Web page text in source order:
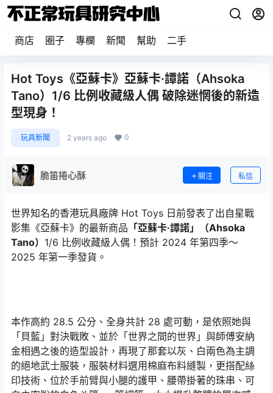
商店 圈子 專欄 新聞 幫助 二手
Hot Toys《亞蘇卡》亞蘇卡·譚諾（Ahsoka
Tano）1/6 比例收藏級人偶 破除迷惘後的新造
型現身！
玩具新聞 2 years ago 0
脆笛捲心酥 關注 私信
世界知名的香港玩具廠牌 Hot Toys 日前發表了出自星戰
影集《亞蘇卡》的最新商品 「亞蘇卡·譚諾」（Ahsoka
Tano） 1/6 比例收藏級人偶！預計 2024 年第四季～
2025 年第一季發貨。
本作高約 28.5 公分、全身共計 28 處可動，是依照她與
「貝藍」對決戰敗、並於「世界之間的世界」與師傅安納
金相遇之後的造型設計，再現了那套以灰、白兩色為主調
的絕地武士服裝，服裝材料選用棉麻布料縫製，更搭配絲
印技術、位於手前臂與小腿的護甲、腰帶掛著的珠串、可